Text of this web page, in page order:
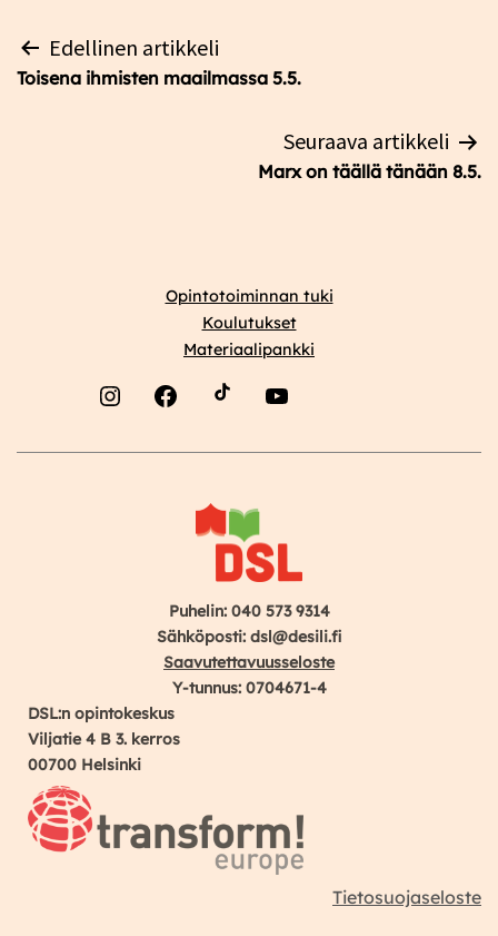
Artikkelien
selaus
Edellinen artikkeli
Toisena ihmisten maailmassa 5.5.
Seuraava artikkeli
Marx on täällä tänään 8.5.
Opintotoiminnan tuki
Koulutukset
Materiaalipankki
Puhelin: 040 573 9314
Sähköposti: dsl@desili.fi
Saavutettavuusseloste
Y-tunnus: 0704671-4
DSL:n opintokeskus
Viljatie 4 B 3. kerros
00700 Helsinki
Tietosuojaseloste